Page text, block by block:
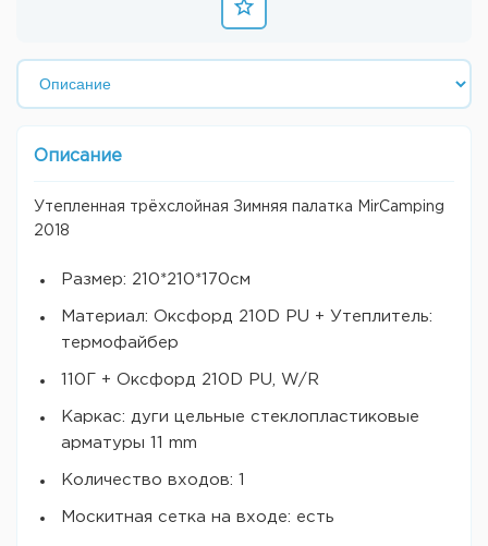
Описание
Утепленная трёхслойная Зимняя палатка MirCamping
2018
Размер: 210*210*170см
Материал: Оксфорд 210D PU + Утеплитель:
термофайбер
110Г + Оксфорд 210D PU, W/R
Каркас: дуги цельные стеклопластиковые
арматуры 11 mm
Количество входов: 1
Москитная сетка на входе: есть